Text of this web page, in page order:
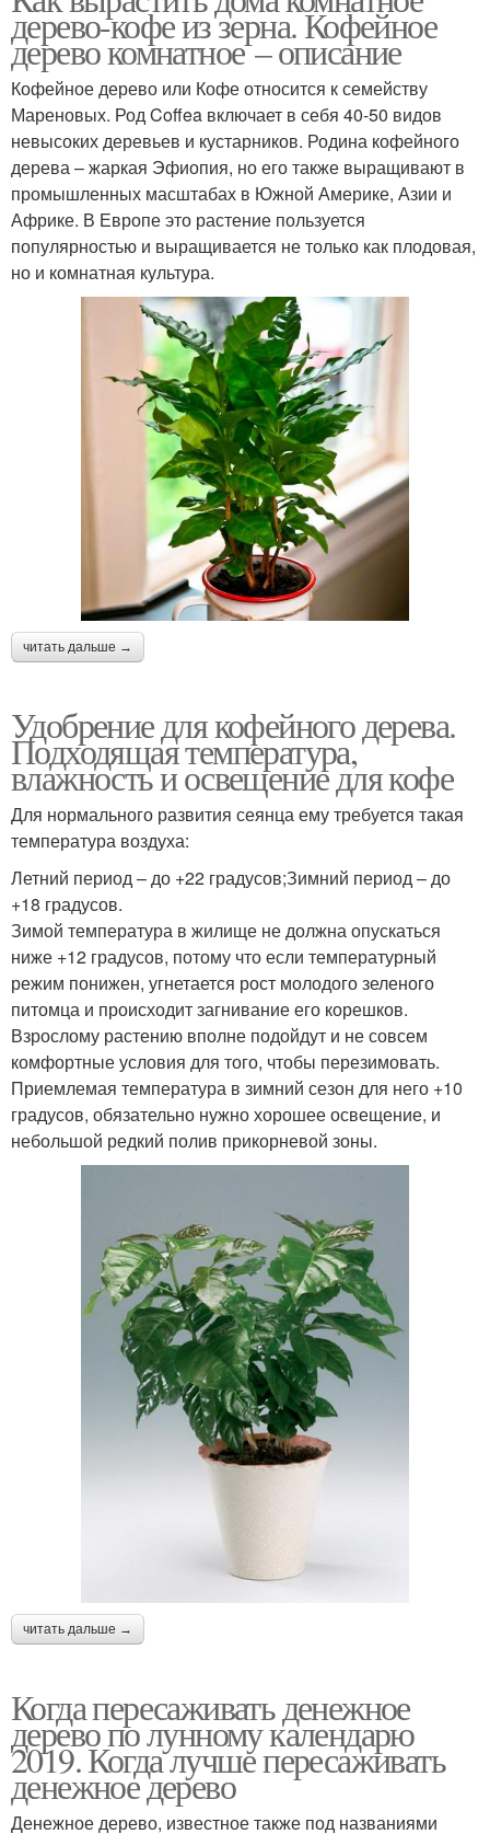
дерево-кофе из зерна. Кофейное
дерево комнатное – описание
Кофейное дерево или Кофе относится к семейству
Мареновых. Род Coffea включает в себя 40-50 видов
невысоких деревьев и кустарников. Родина кофейного
дерева – жаркая Эфиопия, но его также выращивают в
промышленных масштабах в Южной Америке, Азии и
Африке. В Европе это растение пользуется
популярностью и выращивается не только как плодовая,
но и комнатная культура.
читать дальше →
Удобрение для кофейного дерева.
Подходящая температура,
влажность и освещение для кофе
Для нормального развития сеянца ему требуется такая
температура воздуха:
Летний период – до +22 градусов;Зимний период – до
+18 градусов.
Зимой температура в жилище не должна опускаться
ниже +12 градусов, потому что если температурный
режим понижен, угнетается рост молодого зеленого
питомца и происходит загнивание его корешков.
Взрослому растению вполне подойдут и не совсем
комфортные условия для того, чтобы перезимовать.
Приемлемая температура в зимний сезон для него +10
градусов, обязательно нужно хорошее освещение, и
небольшой редкий полив прикорневой зоны.
читать дальше →
Когда пересаживать денежное
дерево по лунному календарю
2019. Когда лучше пересаживать
денежное дерево
Денежное дерево, известное также под названиями